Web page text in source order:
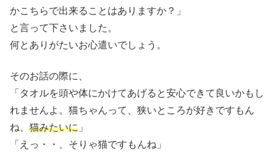
かこちらで出来ることはありますか？」
と言って下さいました。
何とありがたいお心遣いでしょう。
そのお話の際に、
「タオルを頭や体にかけてあげると安心できて良いかもし
れませんよ。猫ちゃんって、狭いところが好きですもん
ね、 猫みたいに 」
「えっ・・、そりゃ猫ですもんね」